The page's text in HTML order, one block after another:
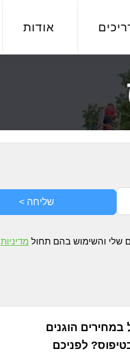
אודות
שליחה >
שלי והשימוש בהם תחול מדיניות
במחירים הוגנים
לפניכם